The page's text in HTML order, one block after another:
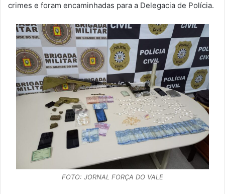
crimes e foram encaminhadas para a Delegacia de Polícia.
FOTO: JORNAL FORÇA DO VALE